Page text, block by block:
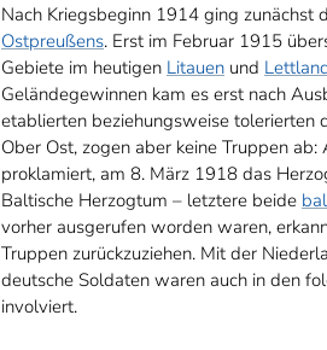
Nach Kriegsbeginn 1914 ging zunächst
Ostpreußens. Erst im Februar 1915
Gebiete im heutigen Litauen und
Geländegewinnen kam es erst nach
etablierten beziehungsweise tolerierten
Ober Ost, zogen aber keine Truppen
proklamiert, am 8. März 1918 das
Baltische Herzogtum – letztere beide
vorher ausgerufen worden waren,
Truppen zurückzuziehen. Mit der
deutsche Soldaten waren auch in den
involviert.